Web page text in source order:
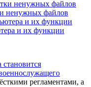
ненужных файлов
и их функции
регламентами, а